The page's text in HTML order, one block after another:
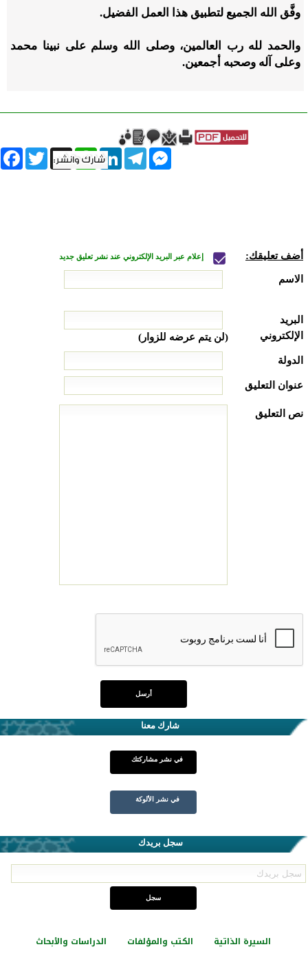
وفَّق الله الجميع لتطبيق هذا العمل الفضيل.
والحمد لله رب العالمين، وصلى الله وسلم على نبينا محمد
وعلى آله وصحبه أجمعين.
Twitter X
WhatsAppLinkedInTelegram
Messenger
أضف تعليقك: إعلام عبر البريد الإلكتروني عند نشر تعليق جديد
الاسم
البريد
الإلكتروني
(لن يتم عرضه للزوار)
الدولة
عنوان التعليق
نص التعليق
شارك معنا
في نشر مشاركتك
في نشر الألوكة
سجل بريدك
السيرة الذاتية الكتب والمؤلفات الدراسات والأبحاث